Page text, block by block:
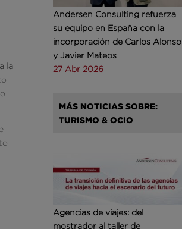
la
Andersen Consulting refuerza
su equipo en España con la
incorporación de Carlos Alonso
y Javier Mateos
27 Abr 2026
MÁS NOTICIAS SOBRE:
TURISMO & OCIO
Agencias de viajes: del
mostrador al taller de